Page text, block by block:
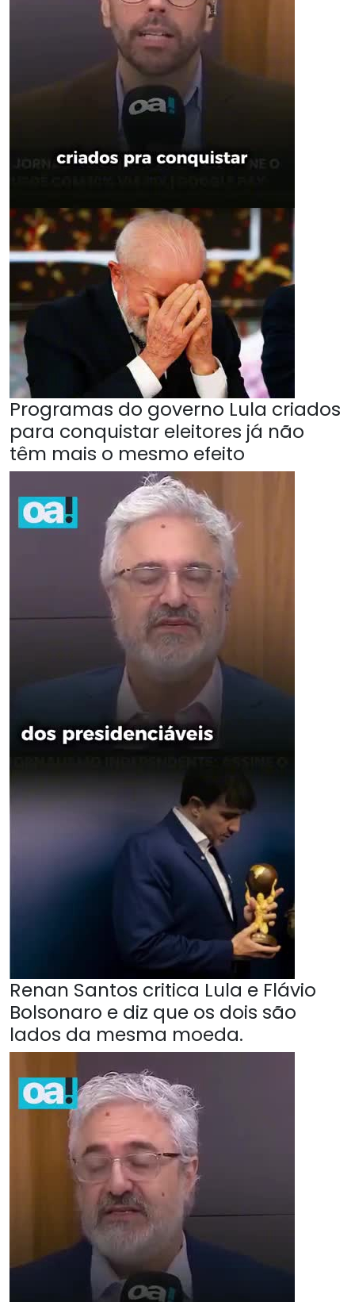
Programas do governo Lula criados
para conquistar eleitores já não
têm mais o mesmo efeito
Renan Santos critica Lula e Flávio
Bolsonaro e diz que os dois são
lados da mesma moeda.